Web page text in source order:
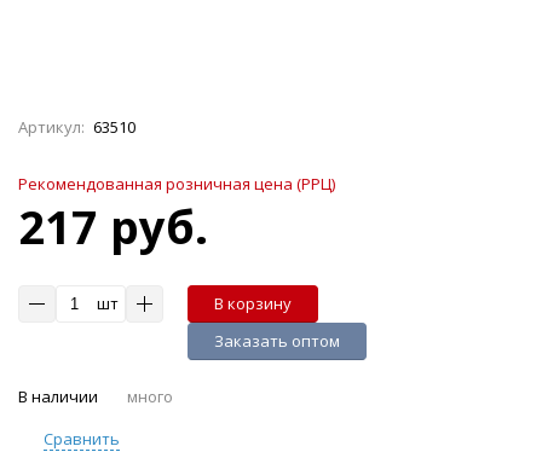
Артикул: 63510
Рекомендованная розничная цена (РРЦ)
217 руб.
шт
В корзину
Заказать оптом
В наличии
много
Сравнить